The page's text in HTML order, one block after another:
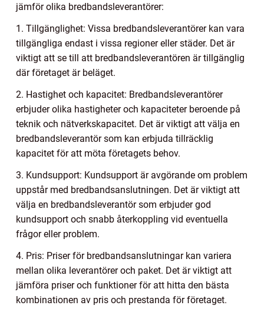
jämför olika bredbandsleverantörer:
1. Tillgänglighet: Vissa bredbandsleverantörer kan vara
tillgängliga endast i vissa regioner eller städer. Det är
viktigt att se till att bredbandsleverantören är tillgänglig
där företaget är beläget.
2. Hastighet och kapacitet: Bredbandsleverantörer
erbjuder olika hastigheter och kapaciteter beroende på
teknik och nätverkskapacitet. Det är viktigt att välja en
bredbandsleverantör som kan erbjuda tillräcklig
kapacitet för att möta företagets behov.
3. Kundsupport: Kundsupport är avgörande om problem
uppstår med bredbandsanslutningen. Det är viktigt att
välja en bredbandsleverantör som erbjuder god
kundsupport och snabb återkoppling vid eventuella
frågor eller problem.
4. Pris: Priser för bredbandsanslutningar kan variera
mellan olika leverantörer och paket. Det är viktigt att
jämföra priser och funktioner för att hitta den bästa
kombinationen av pris och prestanda för företaget.